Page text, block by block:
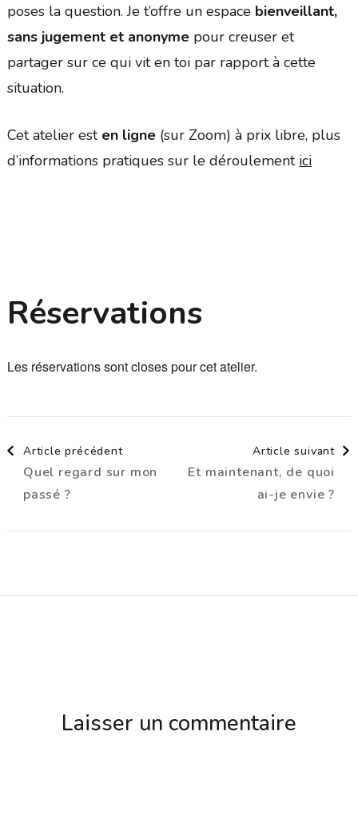
poses la question. Je t’offre un espace bienveillant,
sans jugement et anonymepour creuser et
partager sur ce qui vit en toi par rapport à cette
situation.
Cet atelier esten ligne(sur Zoom) à prix libre, plus
d’informations pratiques sur le déroulement ici
Réservations
Les réservations sont closes pour cet atelier.
Navigation
d'article
Article précédent
Quel regard sur mon
passé ?
Article suivant
Et maintenant, de quoi
ai-je envie ?
Laisser un commentaire